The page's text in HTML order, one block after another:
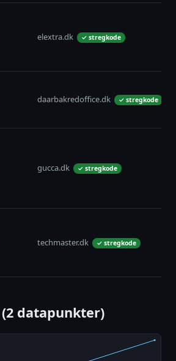
elextra.dk ✓ stregkode
daarbakredoffice.dk ✓ stregkode
gucca.dk ✓ stregkode
techmaster.dk ✓ stregkode
datapunkter)